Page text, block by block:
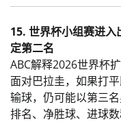
15. 世界杯小组赛进
定第二名
ABC解释2026世界杯
面对巴拉圭，如果打
输球，仍可能以第三
排名、净胜球、进球